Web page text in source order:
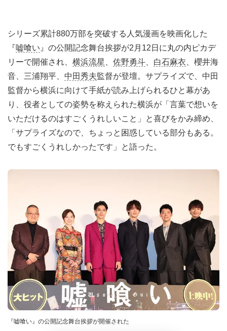
シリーズ累計880万部を突破する人気漫画を映画化した
『嘘喰い 』の公開記念舞台挨拶が2月12日に丸の内ピカデ
リーで開催され、 横浜流星 佐野勇斗 白石麻衣 、櫻井海
音、三浦翔平、 中田秀夫監督が登壇。サプライズで、中田
監督から横浜に向けて手紙が読み上げられるひと幕があ
り、役者としての姿勢を称えられた横浜が「言葉で想いを
いただけるのはすごくうれしいこと」と喜びをかみ締め、
「サプライズなので、ちょっと困惑している部分もある。
でもすごくうれしかったです」と語った。
『嘘喰い』の公開記念舞台挨拶が開催された